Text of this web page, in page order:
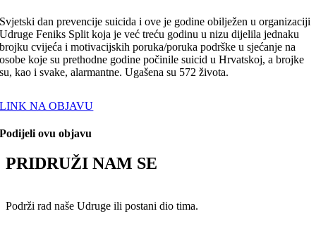
Svjetski dan prevencije suicida i ove je godine obilježen u organizaciji
Udruge Feniks Split koja je već treću godinu u nizu dijelila jednaku
brojku cvijeća i motivacijskih poruka/poruka podrške u sjećanje na
osobe koje su prethodne godine počinile suicid u Hrvatskoj, a brojke
su, kao i svake, alarmantne. Ugašena su 572 života.
LINK NA OBJAVU
Podijeli ovu objavu
PRIDRUŽI NAM SE
Podrži rad naše Udruge ili postani dio tima.